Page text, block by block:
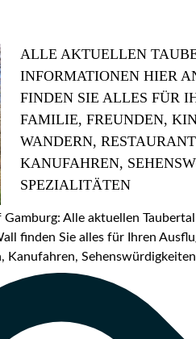
ALLE AKTUELLEN
INFORMATIONEN HIER
FINDEN SIE ALLES FÜR
FAMILIE, FREUNDEN,
WANDERN,
KANUFAHREN,
SPEZIALITÄTEN
Alle aktuellen
finden Sie alles für Ihren
Kanufahren,